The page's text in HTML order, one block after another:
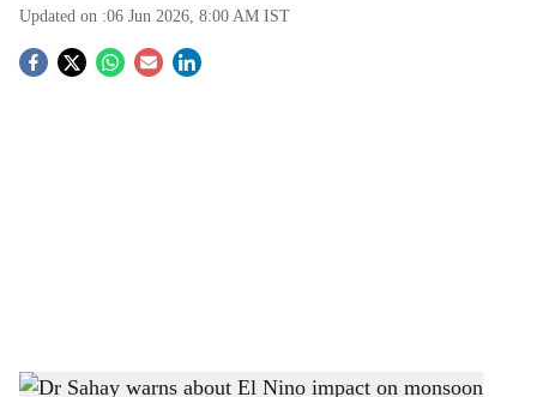
Updated on :06 Jun 2026, 8:00 AM IST
S
Dr Sahay warns about El Nino impact on monsoon -Agrowon